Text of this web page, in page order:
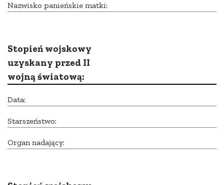
Nazwisko panieńskie matki:
Stopień wojskowy
uzyskany przed II
wojną światową:
Data:
Starszeństwo:
Organ nadający: